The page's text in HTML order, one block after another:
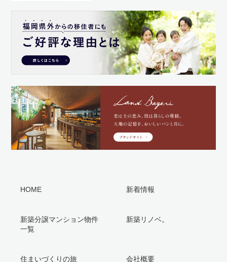
HOME 新着情報
新築分譲マンション物件
一覧
新築リノベ。
住まいづくりの旅 会社概要